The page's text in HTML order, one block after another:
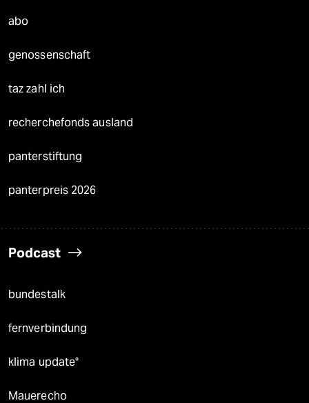
abo
genossenschaft
taz zahl ich
recherchefonds ausland
panterstiftung
panterpreis 2026
Podcast
bundestalk
fernverbindung
klima update°
Mauerecho